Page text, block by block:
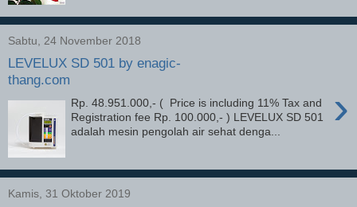
Sabtu, 24 November 2018
LEVELUX SD 501 by enagic-
thang.com
›
Rp. 48.951.000,- ( Price is including 11% Tax and
Registration fee Rp. 100.000,- ) LEVELUX SD 501
adalah mesin pengolah air sehat denga...
Kamis, 31 Oktober 2019